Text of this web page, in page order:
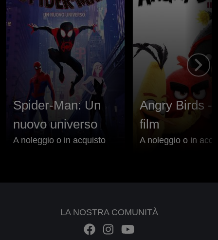
Spider-Man: Un
nuovo universo
A noleggio o in acquisto
Angry Birds -
film
A noleggio o in
LA NOSTRA COMUNITÀ